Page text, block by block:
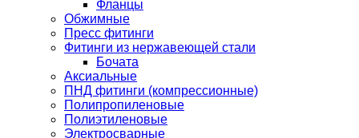
Фланцы
Обжимные
Пресс фитинги
Фитинги из нержавеющей стали
Бочата
Аксиальные
ПНД фитинги (компрессионные)
Полипропиленовые
Полиэтиленовые
Электросварные